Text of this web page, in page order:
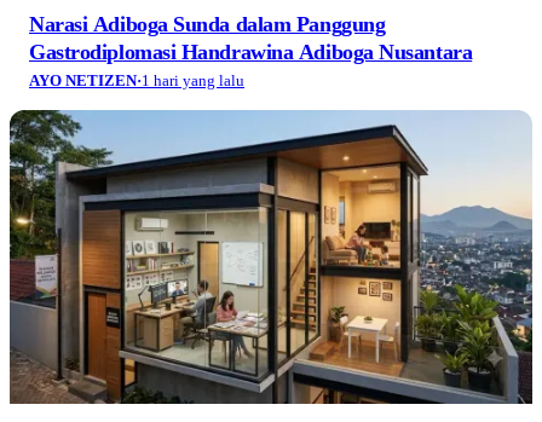
Narasi Adiboga Sunda dalam Panggung
Gastrodiplomasi Handrawina Adiboga Nusantara
AYO NETIZEN·1 hari yang lalu